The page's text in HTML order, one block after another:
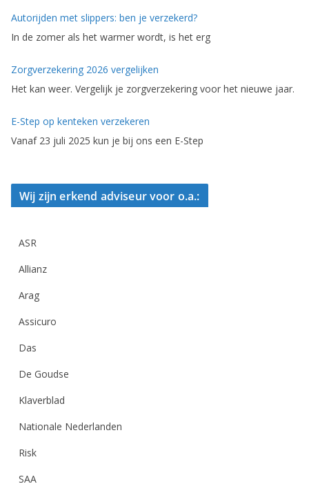
Autorijden met slippers: ben je verzekerd?
In de zomer als het warmer wordt, is het erg
Zorgverzekering 2026 vergelijken
Het kan weer. Vergelijk je zorgverzekering voor het nieuwe jaar.
E-Step op kenteken verzekeren
Vanaf 23 juli 2025 kun je bij ons een E-Step
Wij zijn erkend adviseur voor o.a.:
ASR
Allianz
Arag
Assicuro
Das
De Goudse
Klaverblad
Nationale Nederlanden
Risk
SAA